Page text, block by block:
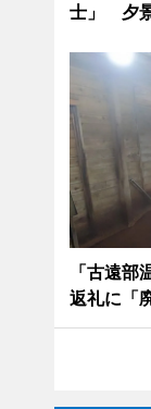
士」 夕
「古遠
返礼に「